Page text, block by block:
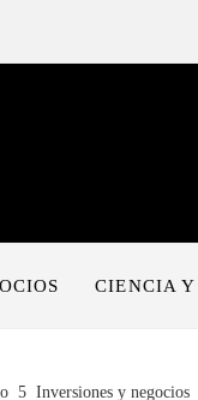
CIENCIA
Inversiones y negocios